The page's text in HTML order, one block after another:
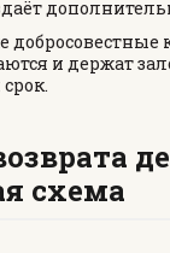
добросовестные
и держат
схема